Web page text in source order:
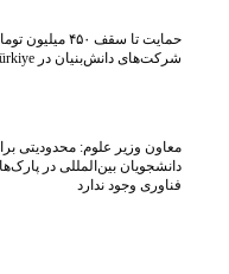
حمایت تا سقف ۴۵۰
شرکت‌های دانش‌بنیان در GITEX AI Türkiye
معاون وزیر علوم: محدودیتی
دانشجویان بین‌المللی در
فناوری وجود ندارد